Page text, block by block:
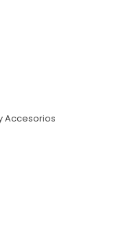
Accesorios